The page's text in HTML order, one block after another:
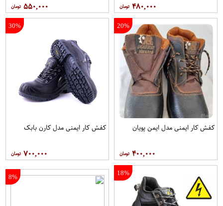
۴۸۰,۰۰۰ ۵۵۰,۰۰۰
20%
کفش کار ايمنی مدل ايمن پويان
۴۰۰,۰۰۰
30%
کفش کار ايمنی مدل کارن بابک
۷۰۰,۰۰۰
18%
8%